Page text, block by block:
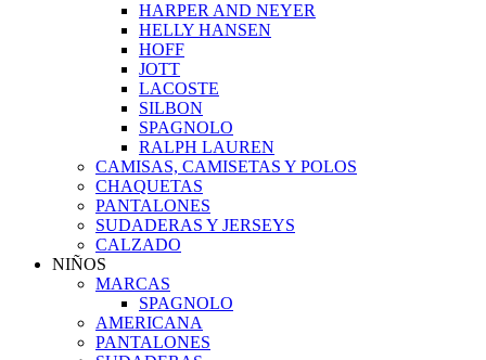
HARPER AND NEYER
HELLY HANSEN
HOFF
JOTT
LACOSTE
SILBON
SPAGNOLO
RALPH LAUREN
CAMISAS, CAMISETAS Y POLOS
CHAQUETAS
PANTALONES
SUDADERAS Y JERSEYS
CALZADO
NIÑOS
MARCAS
SPAGNOLO
AMERICANA
PANTALONES